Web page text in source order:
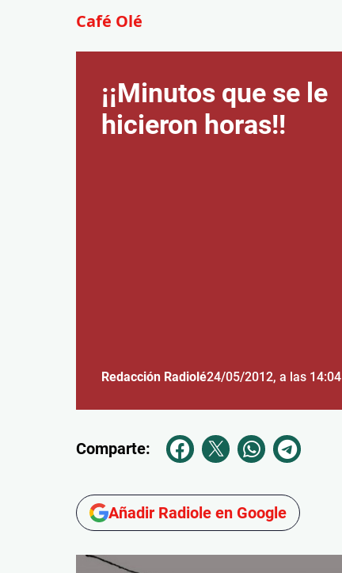
Café Olé
¡¡Minutos que se le
hicieron horas!!
Redacción Radiolé24/05/2012, a las 14:04
Comparte:
Añadir Radiole en Google